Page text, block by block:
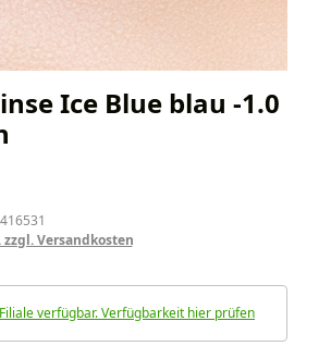
Ice Blue blau -1.0
Versandkosten
verfügbar. Verfügbarkeit hier prüfen